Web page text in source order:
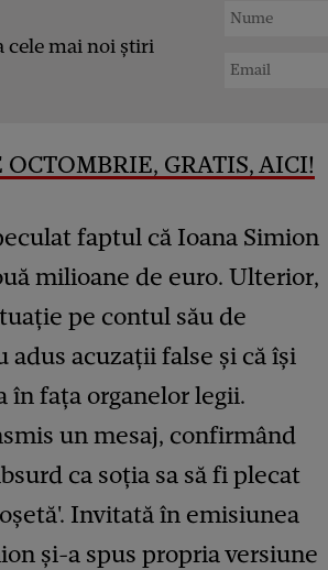
cele mai noi știri
GRATIS, AICI!
faptul că Ioana Simion
milioane de euro. Ulterior,
pe contul său de
adus acuzații false și că își
în fața organelor legii.
un mesaj, confirmând
ca soția sa să fi plecat
Invitată în emisiunea
și-a spus propria versiune